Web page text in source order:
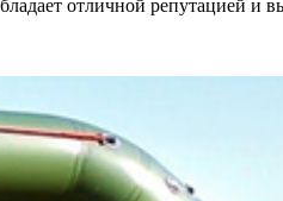
отличной репутацией и